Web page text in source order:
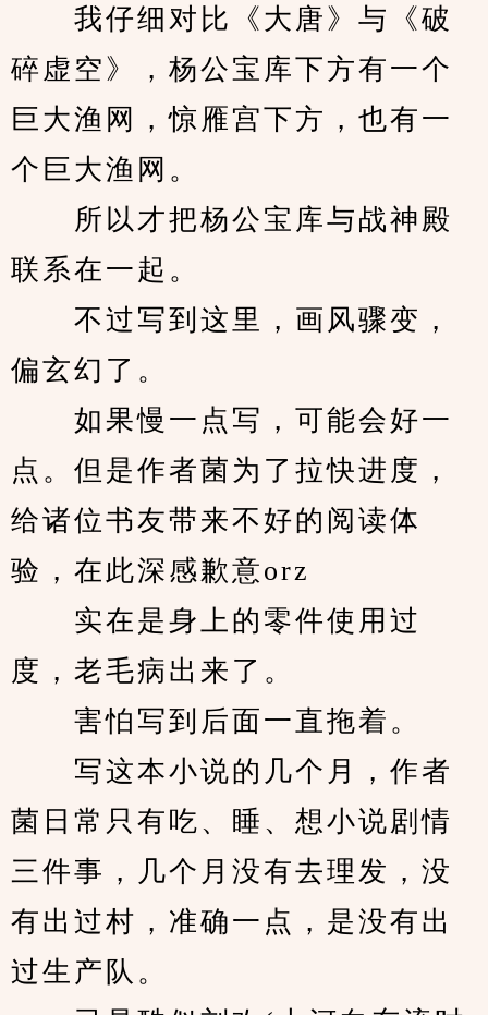
我仔细对比《大唐》与《破
碎虚空》，杨公宝库下方有一个
巨大渔网，惊雁宫下方，也有一
个巨大渔网。
所以才把杨公宝库与战神殿
联系在一起。
不过写到这里，画风骤变，
偏玄幻了。
如果慢一点写，可能会好一
点。但是作者菌为了拉快进度，
给诸位书友带来不好的阅读体
验，在此深感歉意orz
实在是身上的零件使用过
度，老毛病出来了。
害怕写到后面一直拖着。
写这本小说的几个月，作者
菌日常只有吃、睡、想小说剧情
三件事，几个月没有去理发，没
有出过村，准确一点，是没有出
过生产队。